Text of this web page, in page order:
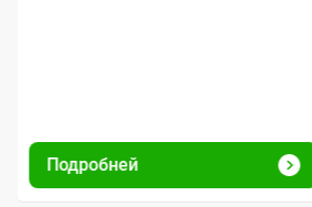
Подробней